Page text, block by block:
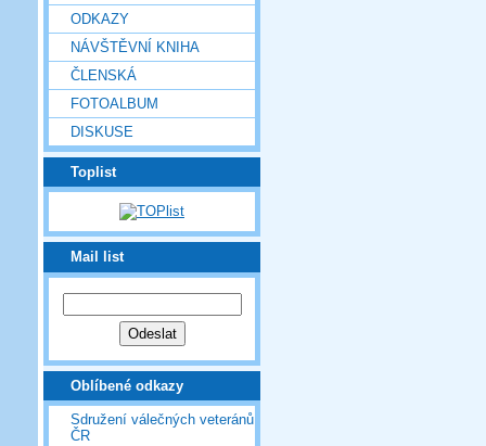
ODKAZY
NÁVŠTĚVNÍ KNIHA
ČLENSKÁ
FOTOALBUM
DISKUSE
Toplist
Mail list
Oblíbené odkazy
Sdružení válečných veteránů
ČR